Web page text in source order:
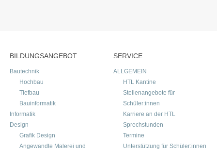
BILDUNGSANGEBOT
Bautechnik
Hochbau
Tiefbau
Bauinformatik
Informatik
Design
Grafik Design
Angewandte Malerei und
SERVICE
ALLGEMEIN
HTL Kantine
Stellenangebote für
Schüler:innen
Karriere an der HTL
Sprechstunden
Termine
Unterstützung für Schüler:innen